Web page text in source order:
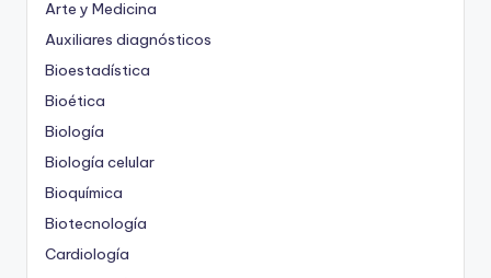
Arte y Medicina
Auxiliares diagnósticos
Bioestadística
Bioética
Biología
Biología celular
Bioquímica
Biotecnología
Cardiología